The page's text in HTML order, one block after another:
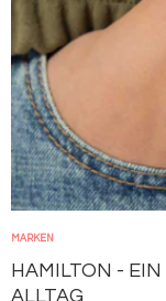
MARKEN
HAMILTON -
ALLTAG